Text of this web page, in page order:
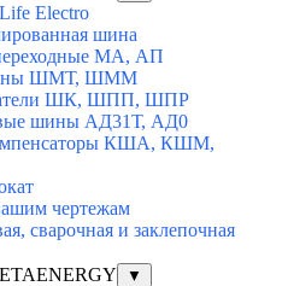
Electro
шина
МА, АП
ШМТ, ШММ
ШК, ШПП, ШПР
шины АД31Т, АД0
КША, КШМ,
чертежам
cварочная и заклепочная
▼